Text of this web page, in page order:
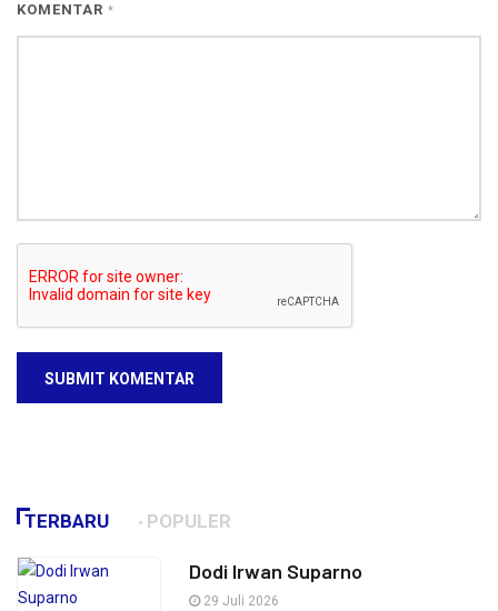
KOMENTAR *
SUBMIT KOMENTAR
TERBARU POPULER
Dodi Irwan Suparno
29 Juli 2026